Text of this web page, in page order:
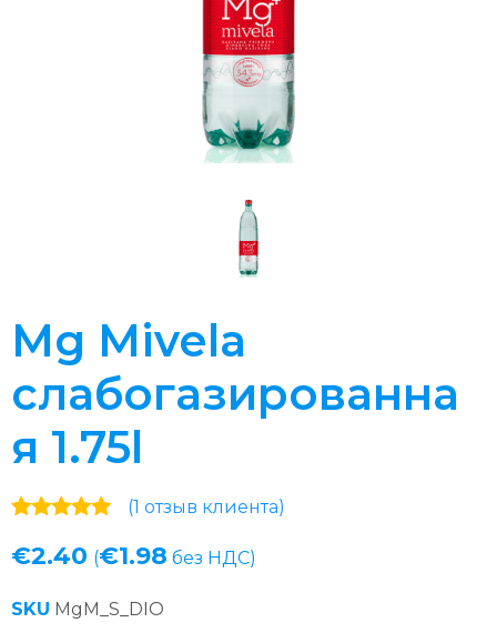
Mg Mivela
слабогазированна
я 1.75l
5.00 из 5 на
пользователя
(1 отзыв клиента)
€2.40 (€1.98 без НДС)
SKU MgM_S_DIO